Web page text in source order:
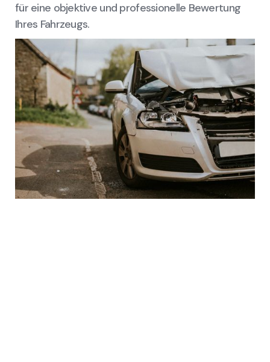
für eine objektive und professionelle Bewertung
Ihres Fahrzeugs.